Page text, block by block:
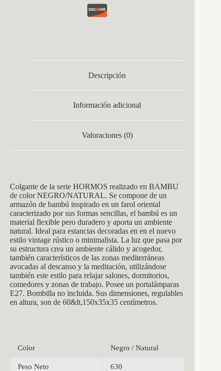
Descripción
Información adicional
Valoraciones (0)
Colgante de la serie HORMOS realizado en BAMBU
de color NEGRO/NATURAL. Se compone de un
armazón de bambú inspirado en un farol oriental
caracterizado por sus formas sencillas, el bambú es un
material flexible pero duradero y aporta un ambiente
natural. Ideal para estancias decoradas en en el nuevo
estilo vintage rústico o minimalista. La luz que pasa por
su estructura crea un ambiente cálido y acogedor,
también característicos de las zonas mediterráneas
avocadas al descanso y la meditación, utilizándose
también este estilo para relajar salones, dormitorios,
comedores y zonas de trabajo. Posee un portalámparas
E27. Bombilla no incluida. Sus dimensiones, regulables
en altura, son de 60&lt,150x35x35 centímetros.
Color Negro / Natural
Peso Neto 630